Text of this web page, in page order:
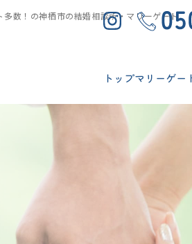
数！の神栖市の結婚相談所・マリーゲート
トップマリーゲー